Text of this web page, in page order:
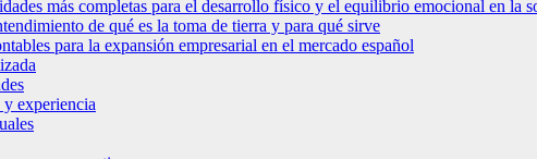
más completas para el desarrollo físico y el equilibrio emocional en la
de qué es la toma de tierra y para qué sirve
para la expansión empresarial en el mercado español
y experiencia